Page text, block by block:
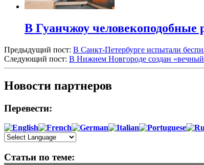
В Гуанчжоу
Предыдущий пост: В Санкт-Петербурге испытали
Следующий пост: В Нижнем Новгороде создан
Новости партнеров
Перевести:
Статьи по теме: